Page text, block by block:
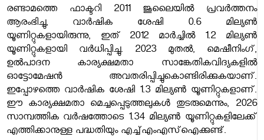
രണ്ടാമത്തെ ഫാക്ടറി 2011 ജൂലൈയിൽ പ്രവർത്തനം
ആരംഭിച്ചു, വാർഷിക ശേഷി 0.6 മില്യൺ
യൂണിറ്റുകളായിരുന്നു, ഇത് 2012 മാർച്ചിൽ 1.2 മില്യൺ
യൂണിറ്റുകളായി വർധിപ്പിച്ചു. 2023 മുതൽ, മെഷീനിംഗ്,
ഉൽപാദന കാര്യക്ഷമതാ സാങ്കേതികവിദ്യകളിൽ
ഓട്ടോമേഷൻ അവതരിപ്പിച്ചുകൊണ്ടിരിക്കുകയാണ്.
ഇപ്പോഴത്തെ വാർഷിക ശേഷി 1.3 മില്യൺ യൂണിറ്റുകളാണ്.
ഈ കാര്യക്ഷമതാ മെച്ചപ്പെടുത്തലുകൾ തുടരുമെന്നും, 2026
സാമ്പത്തിക വർഷത്തോടെ 1.34 മില്യൺ യൂണിറ്റുകളിലേക്ക്
എത്തിക്കാനുള്ള പദ്ധതിയും എച്ച്എംഎസ്‌ഐക്കുണ്ട്.